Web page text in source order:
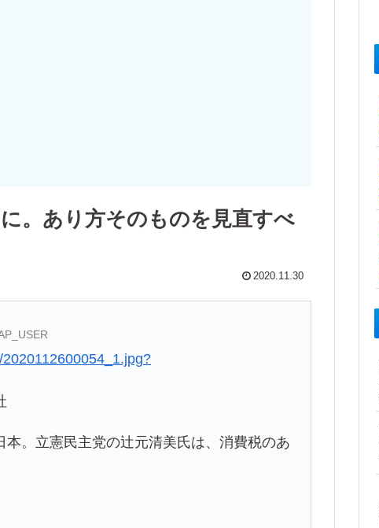
。あり方そのものを見直すべ
2020.11.30
。立憲民主党の辻元清美氏は、消費税のあ